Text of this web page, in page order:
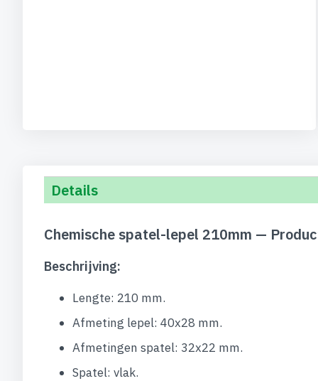
Details
Chemische spatel-lepel 210mm —
Beschrijving:
Lengte: 210 mm.
Afmeting lepel: 40x28 mm.
Afmetingen spatel: 32x22 mm.
Spatel: vlak.